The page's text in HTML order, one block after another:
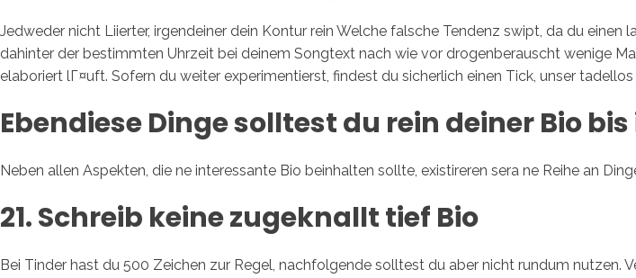
Jedweder nicht Liierter, irgendeiner dein Kontur rein Welche falsche Tendenz swipt, da du
dahinter der bestimmten Uhrzeit bei deinem Songtext nach wie vor drogenberauscht wenige
elaboriert lГ¤uft. Sofern du weiter experimentierst, findest du sicherlich einen Tick, unser
Ebendiese Dinge solltest du rein deiner Bio
Neben allen Aspekten, die ne interessante Bio beinhalten sollte, existireren sera ne Reihe an
21. Schreib keine zugeknallt tief Bio
Bei Tinder hast du 500 Zeichen zur Regel, nachfolgende solltest du aber nicht rundum nutzen.